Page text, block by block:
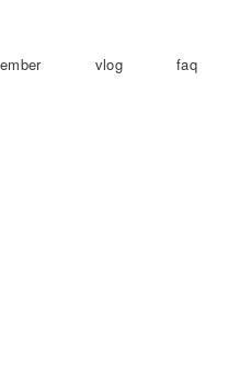
vlog faq